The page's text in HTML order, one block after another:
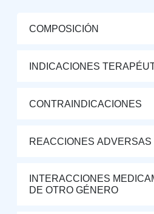
COMPOSICIÓN
INDICACIONES
CONTRAINDICACIONES
REACCIONES ADVERSAS
INTERACCIONES
DE OTRO GÉNERO